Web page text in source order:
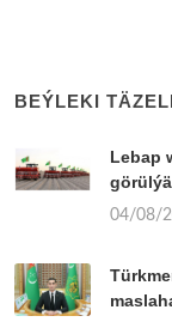
BEÝLEKI
Lebap
04/08/